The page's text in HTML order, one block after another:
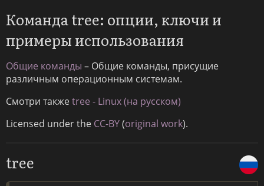
Команда tree: опции, ключи и
примеры использования
Общие команды – Общие команды, присущие
различным операционным системам.
Смотри такжеtree - Linux (на русском)
Licensed under the CC-BY(original work).
tree